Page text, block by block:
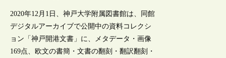
2020年12月1日、神戸大学附属図書館は、同館
デジタルアーカイブで公開中の資料コレクシ
ョン「神戸開港文書」に、メタデータ・画像
169点、欧文の書簡・文書の翻刻・翻訳翻刻・